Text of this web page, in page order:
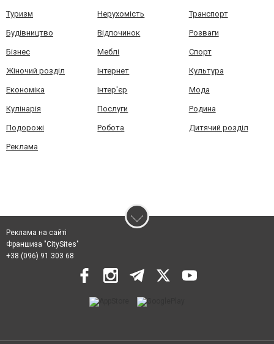
Туризм Нерухомість Транспорт
Будівництво Відпочинок Розваги
Бізнес Меблі Спорт
Жіночий розділ Інтернет Культура
Економіка Інтер'єр Мода
Кулінарія Послуги Родина
Подорожі Робота Дитячий розділ
Реклама
Реклама на сайті
Франшиза "CitySites"
+38 (096) 91 303 68